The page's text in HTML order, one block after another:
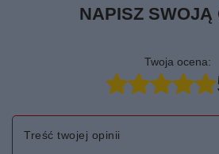
NAPISZ SWOJĄ
Twoja ocena:
Treść twojej opinii